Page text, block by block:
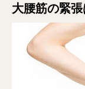
大腰筋の緊